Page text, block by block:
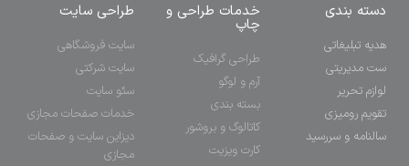
دسته بندی
هدیه تبلیغاتی
ست مدیریتی
لوازم تحریر
تقویم رومیزی
سالنامه و سررسید
خدمات طراحی و
چاپ
طراحی گرافیک
آرم و لوگو
بسته بندی
کاتالوگ و بروشور
کارت ویزیت
طراحی سایت
سایت فروشگاهی
سایت شرکتی
سئو سایت
خدمات صفحات مجازی
دیزاین سایت و صفحات
مجازی